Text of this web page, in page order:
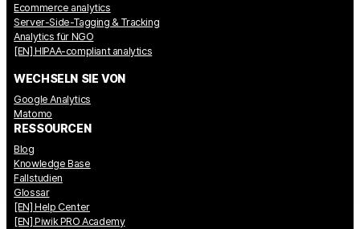
Ecommerce analytics
Server-Side-Tagging & Tracking
Analytics für NGO
[EN] HIPAA-compliant analytics
WECHSELN SIE VON
Google Analytics
Matomo
RESSOURCEN
Blog
Knowledge Base
Fallstudien
Glossar
[EN] Help Center
[EN] Piwik PRO Academy